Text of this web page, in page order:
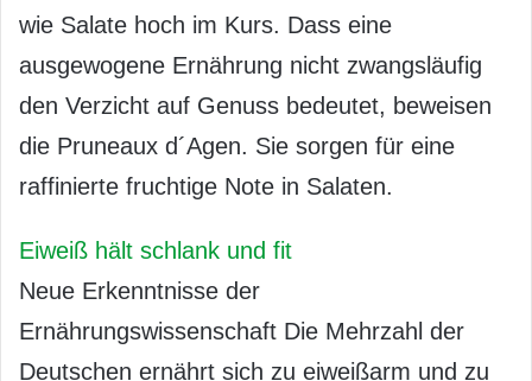
wie Salate hoch im Kurs. Dass eine
ausgewogene Ernährung nicht zwangsläufig
den Verzicht auf Genuss bedeutet, beweisen
die Pruneaux d´Agen. Sie sorgen für eine
raffinierte fruchtige Note in Salaten.
Eiweiß hält schlank und fit
Neue Erkenntnisse der
Ernährungswissenschaft Die Mehrzahl der
Deutschen ernährt sich zu eiweißarm und zu